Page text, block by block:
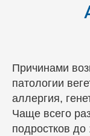
Причинами
патологии
аллергия,
Чаще всего
подростков до